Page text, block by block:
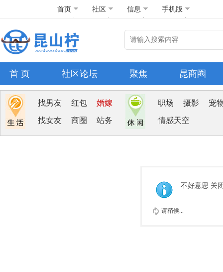
首页 社区 信息 手机版
首 页 社区论坛 聚焦 昆商圈
找男友 红包 婚嫁
找女友 商圈 站务
职场 摄影 宠
情感天空
不好意思 关
请稍候...